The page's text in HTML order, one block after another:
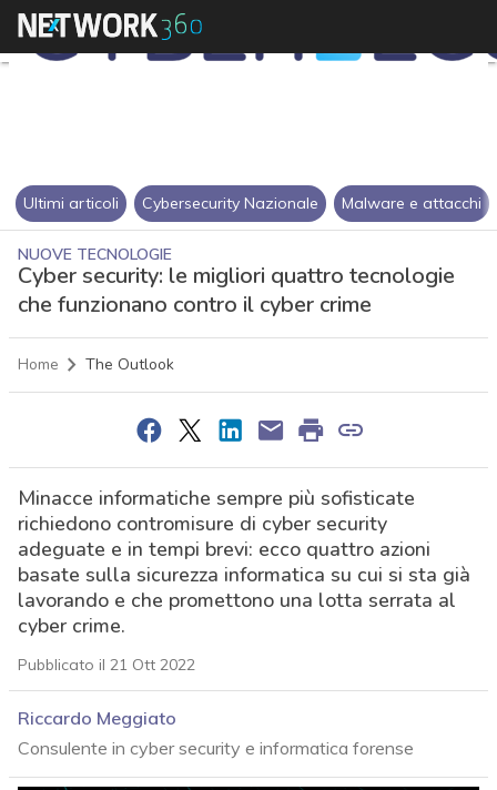
Ultimi articoli Cybersecurity Nazionale Malware e attacchi
NUOVE TECNOLOGIE
Cyber security: le migliori quattro tecnologie
che funzionano contro il cyber crime
Home The Outlook
Minacce informatiche sempre più sofisticate
richiedono contromisure di cyber security
adeguate e in tempi brevi: ecco quattro azioni
basate sulla sicurezza informatica su cui si sta già
lavorando e che promettono una lotta serrata al
cyber crime.
Pubblicato il 21 Ott 2022
Riccardo Meggiato
Consulente in cyber security e informatica forense